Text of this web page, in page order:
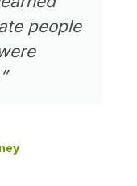
people